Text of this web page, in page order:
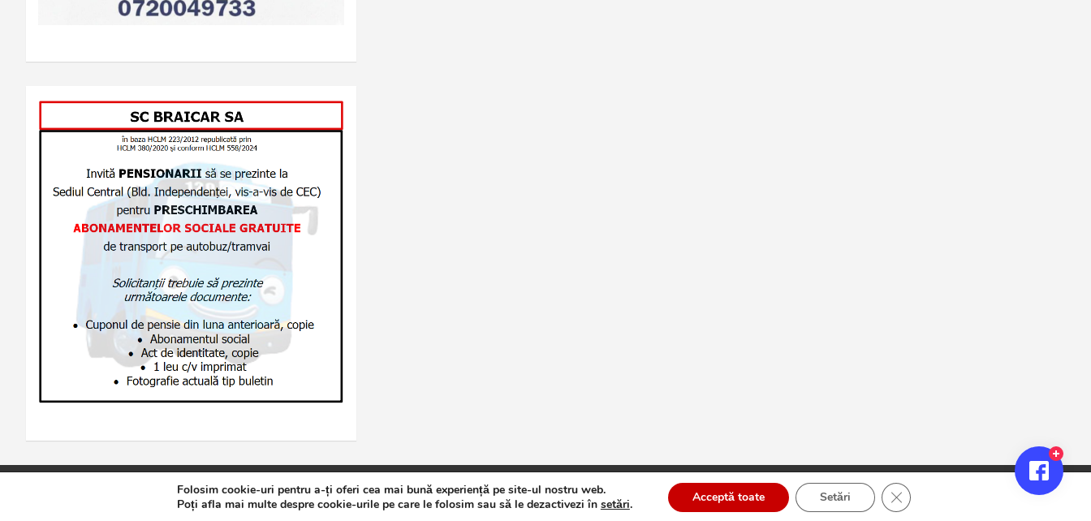
Jurnalul de Brăila Politică de confidențialitate Theme by:Theme Horse Proudly Powered by: WordPress
Folosim cookie-uri pentru a-ți oferi cea mai bună experiență pe site-ul nostru web.
Poți afla mai multe despre cookie-urile pe care le folosim sau să le dezactivezi în setări. Acceptă toate Setări Close GDPR Cookie Banner